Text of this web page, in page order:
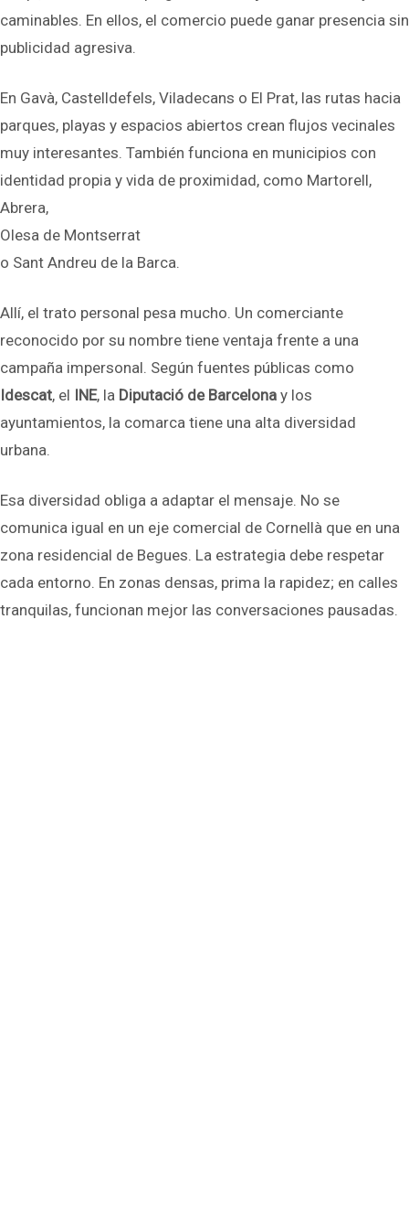
caminables. En ellos, el comercio puede ganar presencia sin
publicidad agresiva.
En Gavà, Castelldefels, Viladecans o El Prat, las rutas hacia
parques, playas y espacios abiertos crean flujos vecinales
muy interesantes. También funciona en municipios con
identidad propia y vida de proximidad, como Martorell,
Abrera,
Olesa de Montserrat
o Sant Andreu de la Barca.
Allí, el trato personal pesa mucho. Un comerciante
reconocido por su nombre tiene ventaja frente a una
campaña impersonal. Según fuentes públicas como
Idescat, el INE, la Diputació de Barcelona y los
ayuntamientos, la comarca tiene una alta diversidad
urbana.
Esa diversidad obliga a adaptar el mensaje. No se
comunica igual en un eje comercial de Cornellà que en una
zona residencial de Begues. La estrategia debe respetar
cada entorno. En zonas densas, prima la rapidez; en calles
tranquilas, funcionan mejor las conversaciones pausadas.